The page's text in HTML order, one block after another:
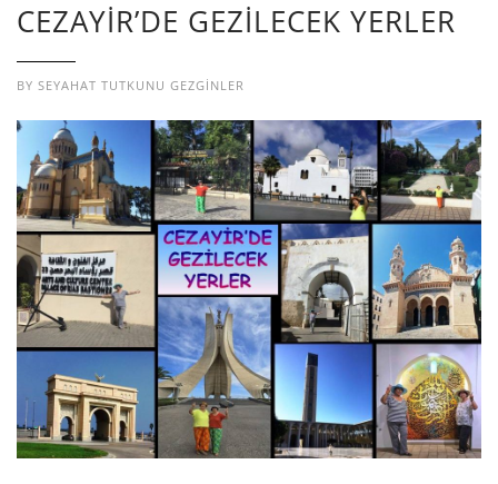
CEZAYİR’DE GEZİLECEK YERLER
BY SEYAHAT TUTKUNU GEZGINLER